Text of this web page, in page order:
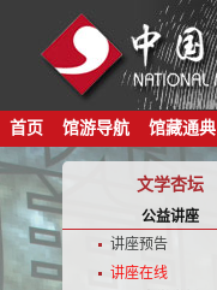
首页 馆游导航 馆藏通典
文学杏坛
公益讲座
讲座预告
讲座在线